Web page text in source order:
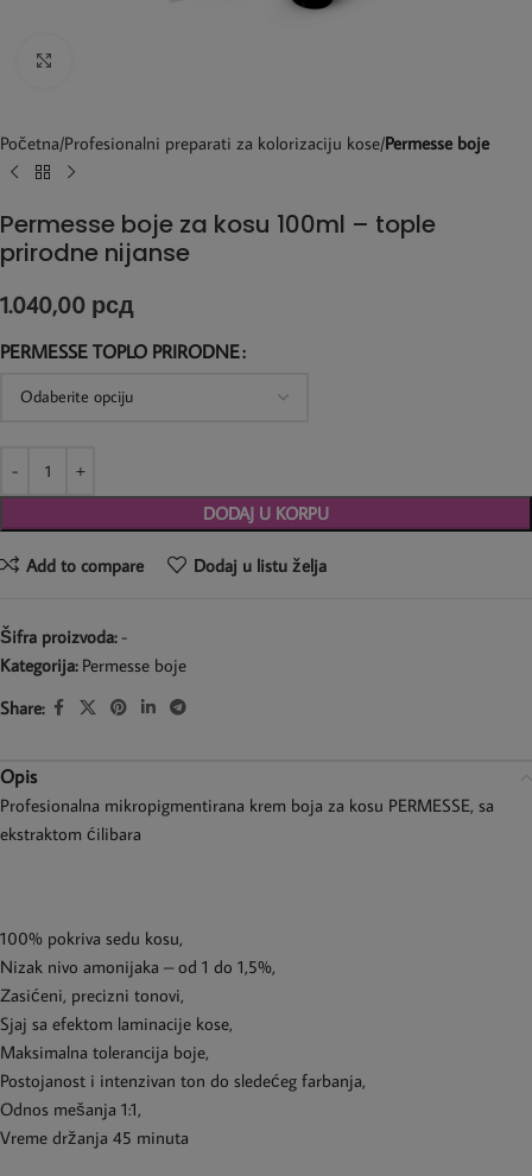
Početna Profesionalni preparati za kolorizaciju kose Permesse boje
Permesse boje za kosu 100ml – tople
prirodne nijanse
1.040,00 рсд
PERMESSE TOPLO PRIRODNE
DODAJ U KORPU
Add to compare Dodaj u listu želja
Šifra proizvoda:-
Kategorija: Permesse boje
Share:
Opis
Profesionalna mikropigmentirana krem boja za kosu PERMESSE, sa
ekstraktom ćilibara
100% pokriva sedu kosu,
Nizak nivo amonijaka – od 1 do 1,5%,
Zasićeni, precizni tonovi,
Sjaj sa efektom laminacije kose,
Maksimalna tolerancija boje,
Postojanost i intenzivan ton do sledećeg farbanja,
Odnos mešanja 1:1,
Vreme držanja 45 minuta